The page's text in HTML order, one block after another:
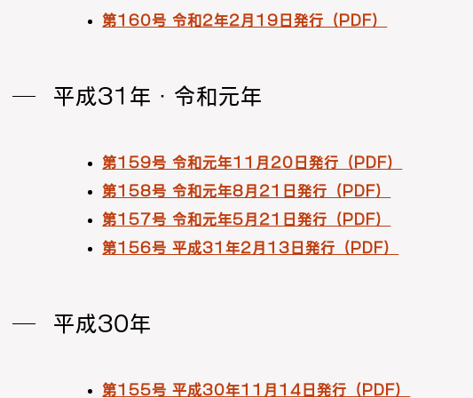
第160号 令和2年2月19日発行（PDF）
平成31年・令和元年
第159号 令和元年11月20日発行（PDF）
第158号 令和元年8月21日発行（PDF）
第157号 令和元年5月21日発行（PDF）
第156号 平成31年2月13日発行（PDF）
平成30年
第155号 平成30年11月14日発行（PDF）